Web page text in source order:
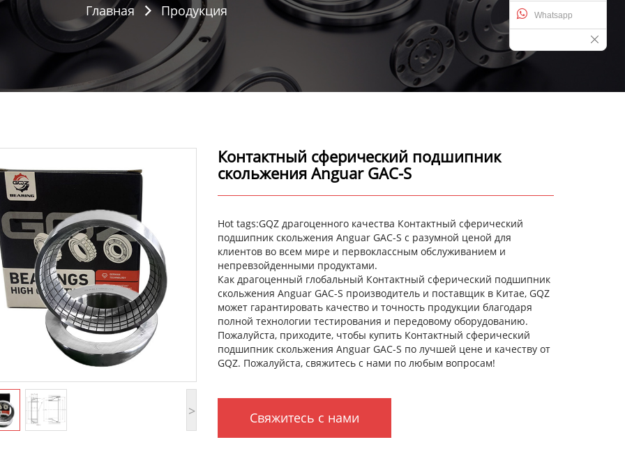
Whatsapp
Главная  Продукция
>
Контактный сферический подшипник
скольжения Anguar GAC-S
Hot tags:GQZ драгоценного качества Контактный сферический
подшипник скольжения Anguar GAC-S с разумной ценой для
клиентов во всем мире и первоклассным обслуживанием и
непревзойденными продуктами.
Как драгоценный глобальный Контактный сферический подшипник
скольжения Anguar GAC-S производитель и поставщик в Китае, GQZ
может гарантировать качество и точность продукции благодаря
полной технологии тестирования и передовому оборудованию.
Пожалуйста, приходите, чтобы купить Контактный сферический
подшипник скольжения Anguar GAC-S по лучшей цене и качеству от
GQZ. Пожалуйста, свяжитесь с нами по любым вопросам!
Свяжитесь с нами